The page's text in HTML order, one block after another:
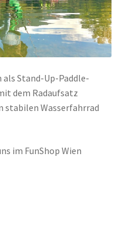
als Stand-Up-Paddle-
dem Radaufsatz
stabilen Wasserfahrrad
im FunShop Wien